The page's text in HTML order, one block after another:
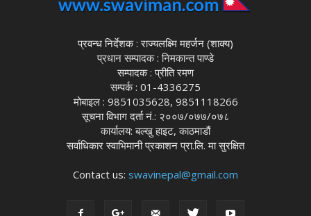
प्रवन्ध निर्देशक : राज्यलक्ष्मि महर्जन (शाक्य)
प्रधान सम्पादक : निमकान्त पाण्डे
सम्पादक : प्रीति रमण
सम्पर्क : 01-4336275
मोबाइल : 9851035628, 9851118266
सूचना विभाग दर्ता नं.: २००७/०७७/०७८
कार्यालय: बल्खु हाइट, काठमाडौं
सर्वाधिकार स्वाभिमानी प्रकाशन प्रा.लि. मा सुरक्षित
Contact us: swavinepal@gmail.com